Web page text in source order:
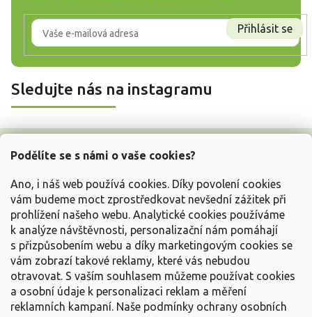
Podělíte se s námi o vaše cookies?
Ano, i náš web používá cookies. Díky povolení cookies
vám budeme moct zprostředkovat nevšední zážitek při
prohlížení našeho webu. Analytické cookies používáme
k analýze návštěvnosti, personalizační nám pomáhají
s přizpůsobením webu a díky marketingovým cookies se
vám zobrazí takové reklamy, které vás nebudou
otravovat. S vaším souhlasem můžeme používat cookies
a osobní údaje k personalizaci reklam a měření
reklamních kampaní. Naše podmínky ochrany osobních
Přihlásit se
Sledujte nás na instagramu
Z
Vše o nákupu
Informace pro Vás
Kontakujte nás